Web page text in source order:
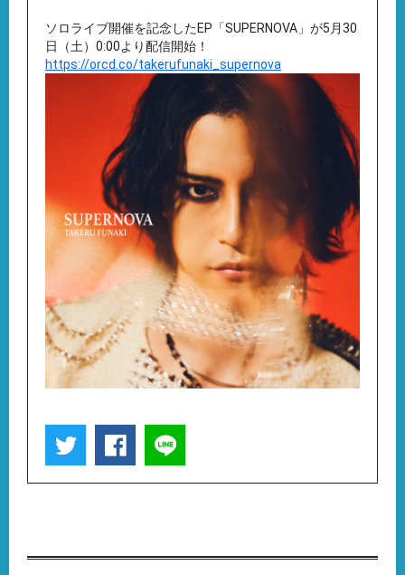
ソロライブ開催を記念したEP「SUPERNOVA」が5月30
日（土）0:00より配信開始！
https://orcd.co/takerufunaki_supernova